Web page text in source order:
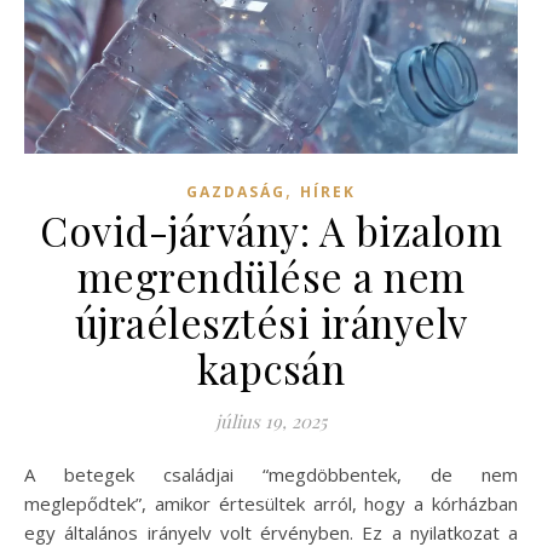
GAZDASÁG , HÍREK
Covid-járvány: A bizalom
megrendülése a nem
újraélesztési irányelv
kapcsán
július 19, 2025
A betegek családjai “megdöbbentek, de nem
meglepődtek”, amikor értesültek arról, hogy a kórházban
egy általános irányelv volt érvényben. Ez a nyilatkozat a